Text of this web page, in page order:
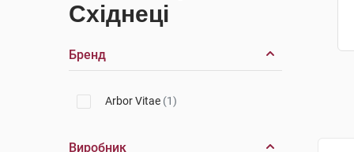
Східнеці
Бренд
Arbor Vitae (1)
Виробник